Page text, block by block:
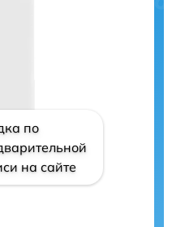
по
на сайте